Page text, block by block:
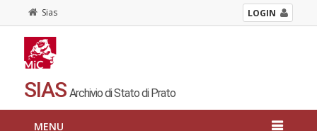
Sias LOGIN
SIAS Archivio di Stato di Prato
MENU